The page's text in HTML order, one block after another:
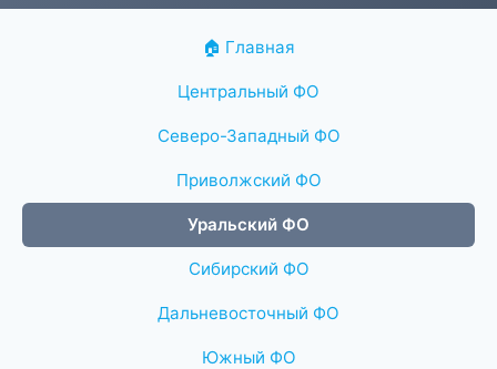
🏠 Главная
Центральный ФО
Северо-Западный ФО
Приволжский ФО
Уральский ФО
Сибирский ФО
Дальневосточный ФО
Южный ФО